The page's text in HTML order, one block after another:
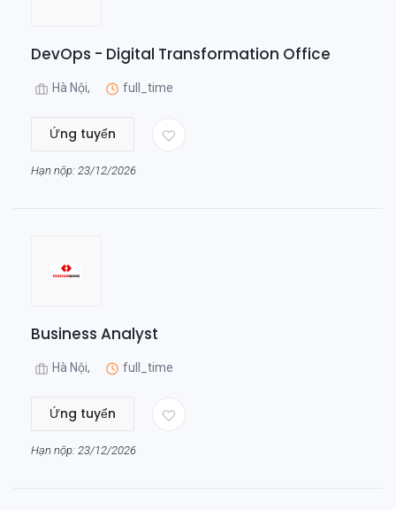
DevOps - Digital Transformation Office
Hà Nội, full_time
Ứng tuyển
Hạn nộp: 23/12/2026
Business Analyst
Hà Nội, full_time
Ứng tuyển
Hạn nộp: 23/12/2026